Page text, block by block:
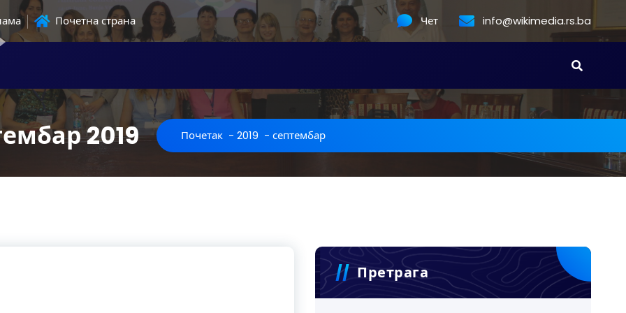
Почетна страна Чет info@wikimedia.rs.ba
2019 Почетак - 2019 - септембар
Претрага